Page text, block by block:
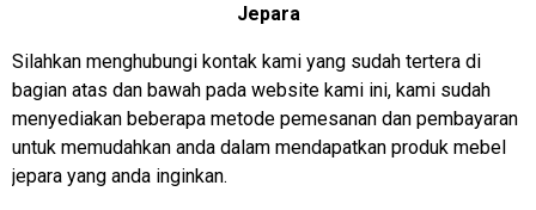
Jepara
Silahkan menghubungi kontak kami yang sudah tertera di
bagian atas dan bawah pada website kami ini, kami sudah
menyediakan beberapa metode pemesanan dan pembayaran
untuk memudahkan anda dalam mendapatkan produk mebel
jepara yang anda inginkan.